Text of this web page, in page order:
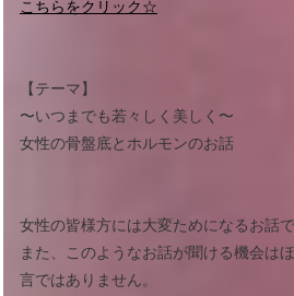
こちらをクリック☆
【テーマ】
〜いつまでも若々しく美しく〜
女性の骨盤底とホルモンのお話
女性の皆様方には大変ためになるお話で
また、このようなお話が聞ける機会は
言ではありません。